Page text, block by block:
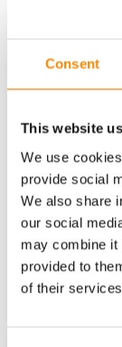
Consent
This website
We use
provide social
We also share
our social
may combine it
provided to
of their